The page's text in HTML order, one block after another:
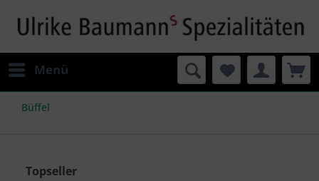
Menü
Büffel
Topseller